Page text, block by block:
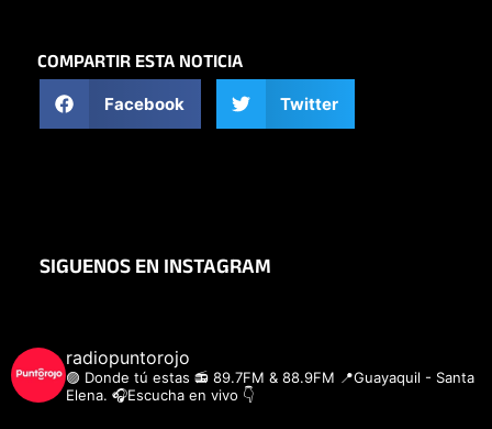
COMPARTIR ESTA NOTICIA
Facebook Twitter
SIGUENOS EN INSTAGRAM
radiopuntorojo
🟣 Donde tú estas 📻 89.7FM & 88.9FM 📍Guayaquil - Santa
Elena. 🎧Escucha en vivo 👇